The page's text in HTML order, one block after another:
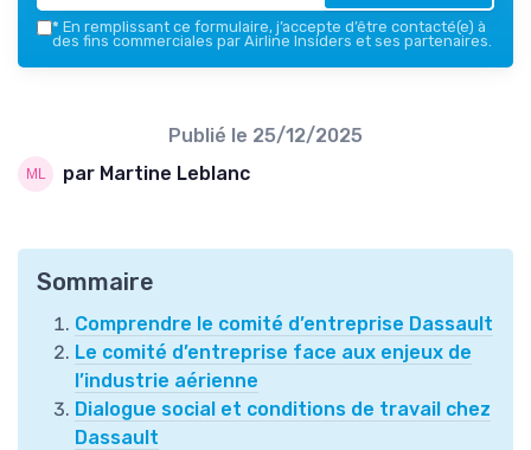
* En remplissant ce formulaire, j’accepte d’être contacté(e) à
des fins commerciales par Airline Insiders et ses partenaires.
Publié le 25/12/2025
par Martine Leblanc
Sommaire
Comprendre le comité d’entreprise Dassault
Le comité d’entreprise face aux enjeux de
l’industrie aérienne
Dialogue social et conditions de travail chez
Dassault